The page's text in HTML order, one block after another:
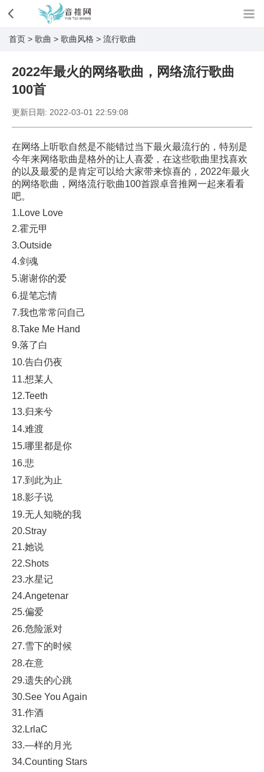
首页 > 歌曲 > 歌曲风格 > 流行歌曲
2022年最火的网络歌曲，网络流行歌曲
100首
更新日期: 2022-03-01 22:59:08
在网络上听歌自然是不能错过当下最火最流行的，特别是
今年来网络歌曲是格外的让人喜爱，在这些歌曲里找喜欢
的以及最爱的是肯定可以给大家带来惊喜的，2022年最火
的网络歌曲，网络流行歌曲100首跟卓音推网一起来看看
吧。
1.Love Love
2.霍元甲
3.Outside
4.剑魂
5.谢谢你的爱
6.提笔忘情
7.我也常常问自己
8.Take Me Hand
9.落了白
10.告白仍夜
11.想某人
12.Teeth
13.归来兮
14.难渡
15.哪里都是你
16.悲
17.到此为止
18.影子说
19.无人知晓的我
20.Stray
21.她说
22.Shots
23.水星记
24.Angetenar
25.偏爱
26.危险派对
27.雪下的时候
28.在意
29.遗失的心跳
30.See You Again
31.作酒
32.LrlaC
33.—样的月光
34.Counting Stars